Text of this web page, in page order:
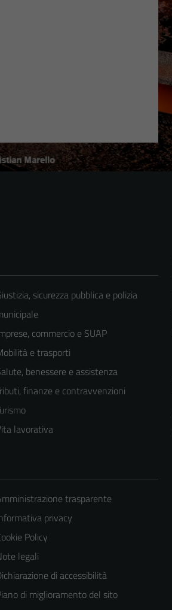
sicurezza pubblica e polizia
commercio e SUAP
e trasporti
benessere e assistenza
finanze e contravvenzioni
lavorativa
trasparente
privacy
Policy
legali
di accessibilità
di miglioramento del sito